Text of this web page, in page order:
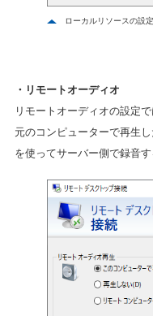
ローカルリソースの設定
・リモートオーディオ
リモートオーディオの設定
元のコンピューターで再生
を使ってサーバー側で録音